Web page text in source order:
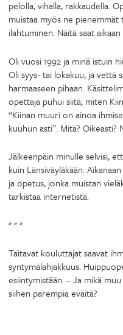
pelolla, vihalla, rakkaudella.
muistaa myös ne pienemmät
ilahtuminen. Näitä saat
Oli vuosi 1992 ja minä istuin
Oli syys- tai lokakuu, ja vettä
harmaaseen pihaan.
opettaja puhui siitä, miten
“Kiinan muuri on ainoa
kuuhun asti”. Mitä?
Jälkeenpäin minulle selvisi,
kuin Länsiväyläkään.
ja opetus, jonka muistan
tarkistaa internetistä.
* * *
Taitavat kouluttajat saavat
syntymälahjakkuus.
esiintymistään. – Ja mikä
siihen parempia eväitä?